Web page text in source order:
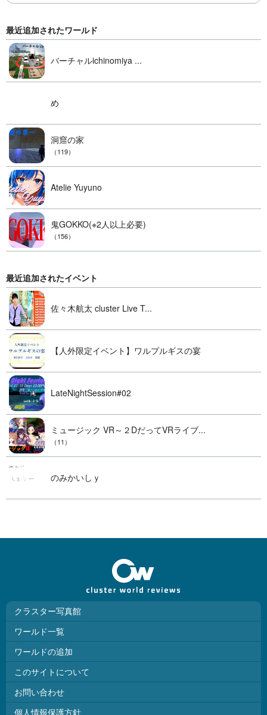
最近追加されたワールド
バーチャルichinomiya ...
め
洞窟の家
（119）
Atelie Yuyuno
鬼GOKKO(※2人以上必要)
（156）
最近追加されたイベント
佐々木航太 cluster Live T...
【人外限定イベント】ワルプルギスの宴
LateNightSession#02
ミュージック VR～２DだってVRライブ...
（11）
のみかいしｙ
クラスター写真館
ワールド一覧
ワールドの追加
このサイトについて
お問い合わせ
個人情報保護方針